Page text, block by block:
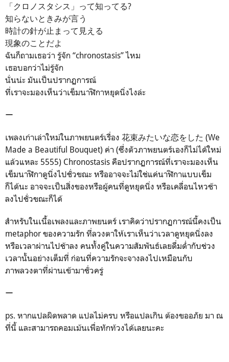
「クロノスタシス」って知ってる?
知らないときみが言う
時計の針が止まって見える
現象のことだよ
ฉันก็ถามเธอว่า รู้จัก “chronostasis” ไหม
เธอบอกว่าไม่รู้จัก
นั่นน่ะ มันเป็นปรากฏการณ์
ที่เราจะมองเห็นว่าเข็มนาฬิกาหยุดนิ่งไงล่ะ
ー
เพลงเก่าเล่าใหม่ในภาพยนตร์เรื่อง 花束みたいな恋をした (We
Made a Beautiful Bouquet) ค่า (ซึ่งตัวภาพยนตร์เองก็ไม่ได้ใหม่
แล้วแหละ 5555) Chronostasis คือปรากฏการณ์ที่เราจะมองเห็น
เข็มนาฬิกาดูนิ่งไปชั่วขณะ หรืออาจจะไม่ใช่แค่นาฬิกาแบบเข็ม
ก็ได้นะ อาจจะเป็นสิ่งของหรือผู้คนที่ดูหยุดนิ่ง หรือเคลื่อนไหวช้า
ลงไปชั่วขณะก็ได้
สำหรับในเนื้อเพลงและภาพยนตร์ เราคิดว่าปรากฏการณ์นี้คงเป็น
metaphor ของความรัก ที่ลวงตาให้เราเห็นว่าเวลาดูหยุดนิ่งลง
หรือเวลาผ่านไปช้าลง คนทั้งคู่ในความสัมพันธ์เลยดื่มด่ำกับช่วง
เวลานั้นอย่างเต็มที่ ก่อนที่ความรักจะจางลงไปเหมือนกับ
ภาพลวงตาที่ผ่านเข้ามาชั่วครู่
ー
ps. หากแปลผิดพลาด แปลไม่ครบ หรือแปลเกิน ต้องขออภัย มา ณ
ที่นี้ และสามารถคอมเม้นเพื่อทักท้วงได้เลยนะคะ